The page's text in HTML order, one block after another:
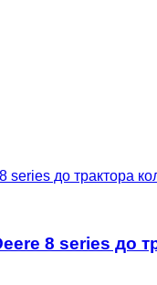
8 series до